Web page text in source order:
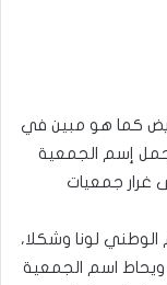
كما هو مبين في
إسم الجمعية
غرار جمعيات
الوطني لونا وشكلا،
ويحاط اسم الجمعية